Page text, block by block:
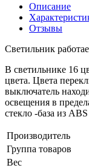
Описание
Отзывы
Светильник
В светильнике 16
цвета. Цвета
выключатель
освещения в
стекло -база из
Производитель
Группа товаров
Вес